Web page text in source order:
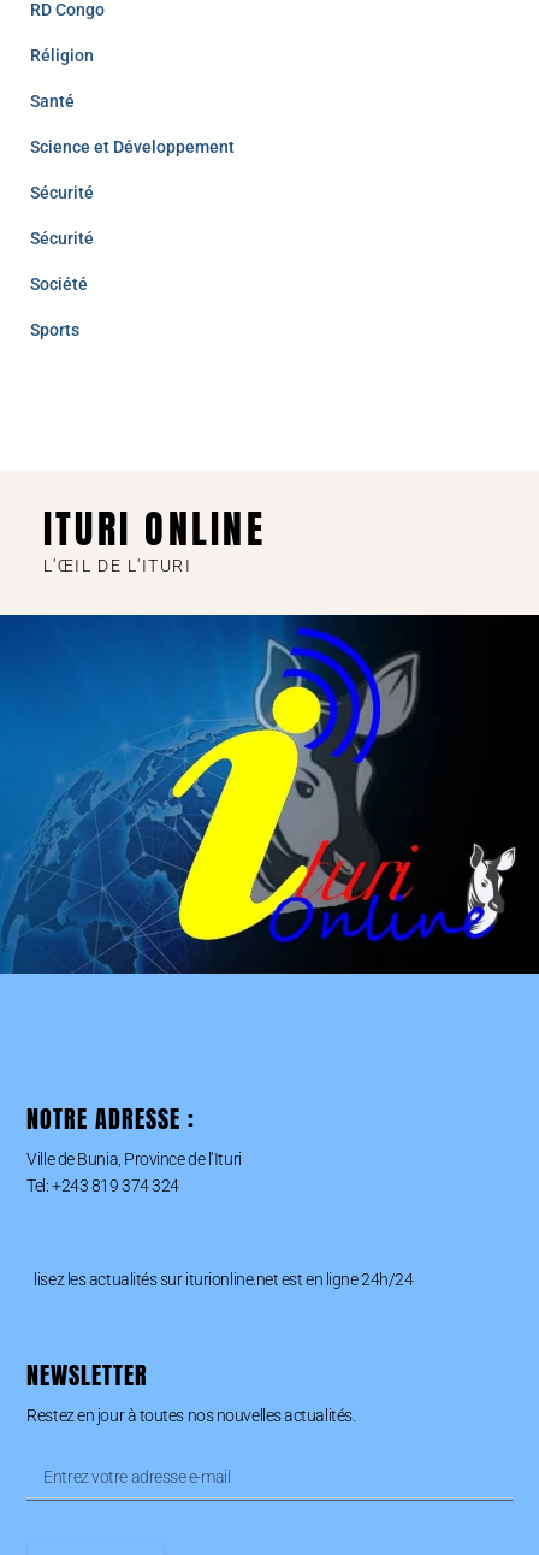
RD Congo
Réligion
Santé
Science et Développement
Sécurité
Sécurité
Société
Sports
ITURI ONLINE
L'ŒIL DE L'ITURI
NOTRE ADRESSE :
Ville de Bunia, Province de l’Ituri
Tel: +243 819 374 324
lisez les actualités sur iturionline.net est en ligne 24h/24
NEWSLETTER
Restez en jour à toutes nos nouvelles actualités.